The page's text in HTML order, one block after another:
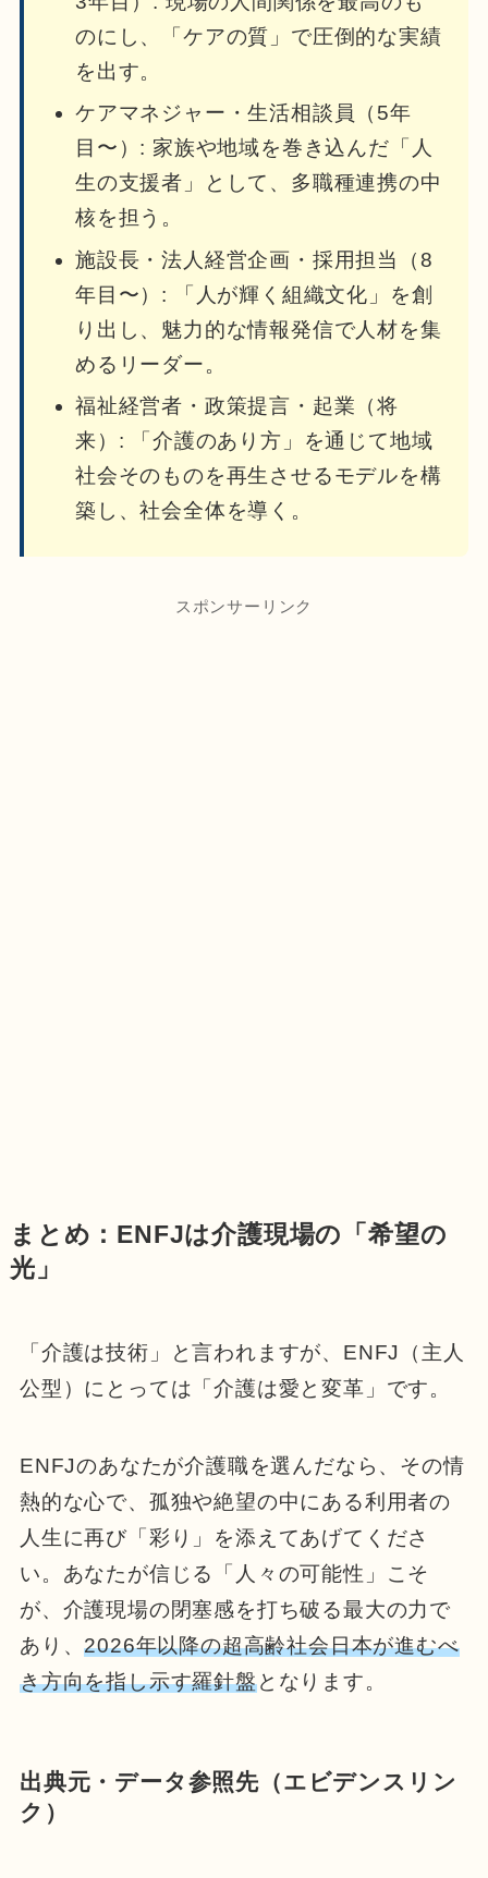
のにし、「ケアの質」で圧倒的な実績
を出す。
ケアマネジャー・生活相談員（5年
目〜）: 家族や地域を巻き込んだ「人
生の支援者」として、多職種連携の中
核を担う。
施設長・法人経営企画・採用担当（8
年目〜）: 「人が輝く組織文化」を創
り出し、魅力的な情報発信で人材を集
めるリーダー。
福祉経営者・政策提言・起業（将
来）: 「介護のあり方」を通じて地域
社会そのものを再生させるモデルを構
築し、社会全体を導く。
スポンサーリンク
まとめ：ENFJは介護現場の「希望の
光」
「介護は技術」と言われますが、ENFJ（主人
公型）にとっては「介護は愛と変革」です。
ENFJのあなたが介護職を選んだなら、その情
熱的な心で、孤独や絶望の中にある利用者の
人生に再び「彩り」を添えてあげてくださ
い。あなたが信じる「人々の可能性」こそ
が、介護現場の閉塞感を打ち破る最大の力で
あり、2026年以降の超高齢社会日本が進むべ
き方向を指し示す羅針盤となります。
出典元・データ参照先（エビデンスリン
ク）